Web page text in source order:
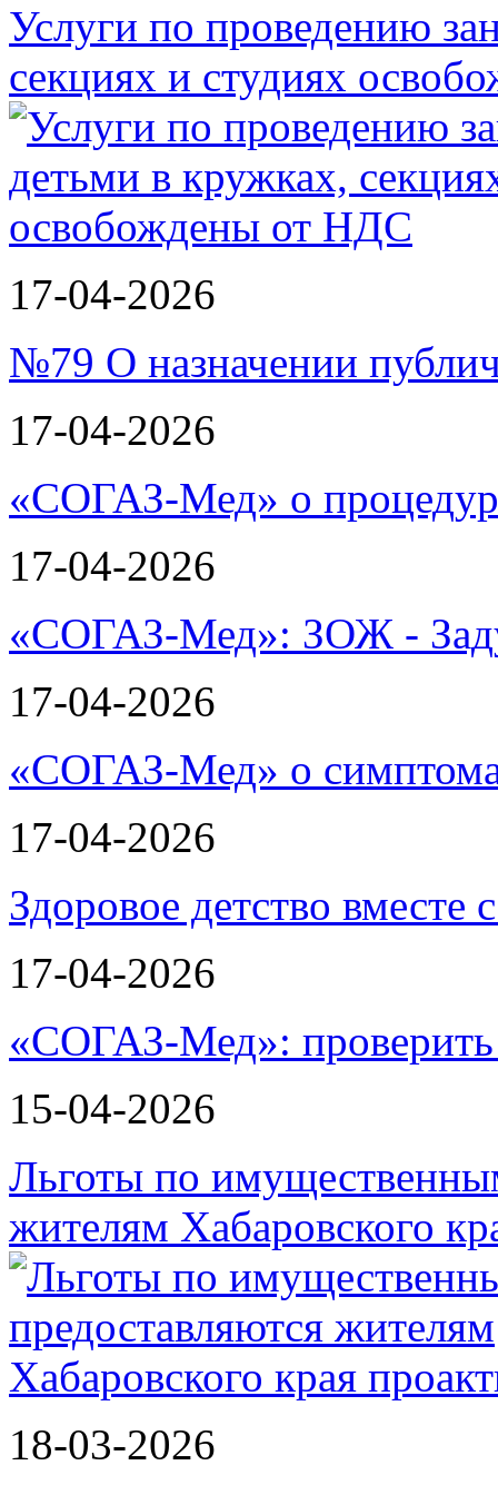
Услуги по проведению
секциях и студиях
17-04-2026
№79 О назначении
17-04-2026
«СОГАЗ-Мед» о
17-04-2026
«СОГАЗ-Мед»: ЗОЖ -
17-04-2026
«СОГАЗ-Мед» о
17-04-2026
Здоровое детство
17-04-2026
«СОГАЗ-Мед»: проверить
15-04-2026
Льготы по
жителям Хабаровского
18-03-2026